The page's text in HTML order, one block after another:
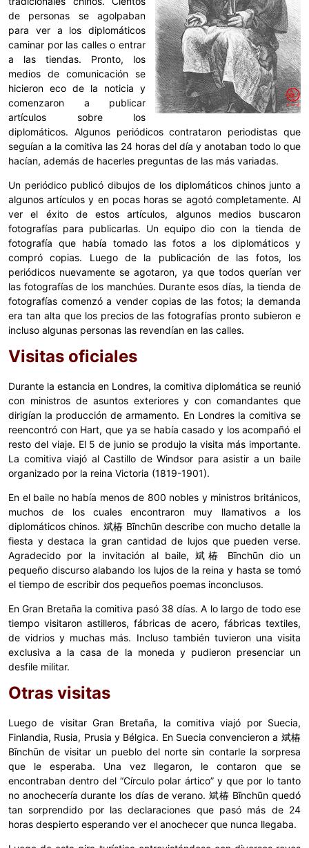
de personas se agolpaban
para ver a los diplomáticos
caminar por las calles o entrar
a las tiendas. Pronto, los
medios de comunicación se
hicieron eco de la noticia y
comenzaron a publicar
artículos sobre los
diplomáticos. Algunos periódicos contrataron periodistas que
seguían a la comitiva las 24 horas del día y anotaban todo lo que
hacían, además de hacerles preguntas de las más variadas.
Un periódico publicó dibujos de los diplomáticos chinos junto a
algunos artículos y en pocas horas se agotó completamente. Al
ver el éxito de estos artículos, algunos medios buscaron
fotografías para publicarlas. Un equipo dio con la tienda de
fotografía que había tomado las fotos a los diplomáticos y
compró copias. Luego de la publicación de las fotos, los
periódicos nuevamente se agotaron, ya que todos querían ver
las fotografías de los manchúes. Durante esos días, la tienda de
fotografías comenzó a vender copias de las fotos; la demanda
era tan alta que los precios de las fotografías pronto subieron e
incluso algunas personas las revendían en las calles.
Visitas oficiales
Durante la estancia en Londres, la comitiva diplomática se reunió
con ministros de asuntos exteriores y con comandantes que
dirigían la producción de armamento. En Londres la comitiva se
reencontró con Hart, que ya se había casado y los acompañó el
resto del viaje. El 5 de junio se produjo la visita más importante.
La comitiva viajó al Castillo de Windsor para asistir a un baile
organizado por la reina Victoria (1819-1901).
En el baile no había menos de 800 nobles y ministros británicos,
muchos de los cuales encontraron muy llamativos a los
diplomáticos chinos. 斌椿 Bīnchūn describe con mucho detalle la
fiesta y destaca la gran cantidad de lujos que pueden verse.
Agradecido por la invitación al baile, 斌椿 Bīnchūn dio un
pequeño discurso alabando los lujos de la reina y hasta se tomó
el tiempo de escribir dos pequeños poemas inconclusos.
En Gran Bretaña la comitiva pasó 38 días. A lo largo de todo ese
tiempo visitaron astilleros, fábricas de acero, fábricas textiles,
de vidrios y muchas más. Incluso también tuvieron una visita
exclusiva a la casa de la moneda y pudieron presenciar un
desfile militar.
Otras visitas
Luego de visitar Gran Bretaña, la comitiva viajó por Suecia,
Finlandia, Rusia, Prusia y Bélgica. En Suecia convencieron a 斌椿
Bīnchūn de visitar un pueblo del norte sin contarle la sorpresa
que le esperaba. Una vez llegaron, le contaron que se
encontraban dentro del “Círculo polar ártico” y que por lo tanto
no anochecería durante los días de verano. 斌椿 Bīnchūn quedó
tan sorprendido por las declaraciones que pasó más de 24
horas despierto esperando ver el anochecer que nunca llegaba.